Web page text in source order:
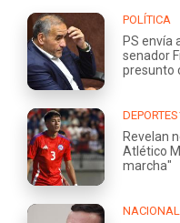
POLÍTICA
PS envía
senador
presunto
Revelan
Atlético
marcha"
NACIONAL